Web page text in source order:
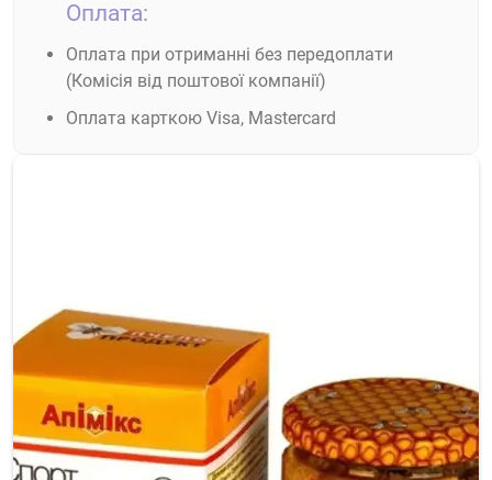
Оплата:
Оплата при отриманні без передоплати
(Комісія від поштової компанії)
Оплата карткою Visa, Mastercard